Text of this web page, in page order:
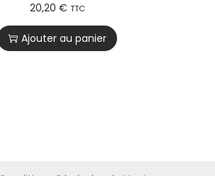
20,20 € TTC
Ajouter au panier